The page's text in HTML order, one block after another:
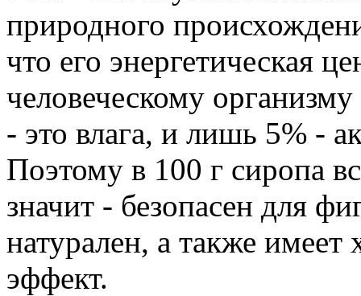
природного
что его энергетическая
человеческому
- это влага, и лишь 5% -
Поэтому в 100 г сиропа
значит - безопасен для
натурален, а также
эффект.